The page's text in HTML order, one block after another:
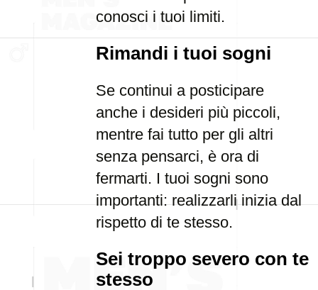
conosci i tuoi limiti.
Rimandi i tuoi sogni
Se continui a posticipare
anche i desideri più piccoli,
mentre fai tutto per gli altri
senza pensarci, è ora di
fermarti. I tuoi sogni sono
importanti: realizzarli inizia dal
rispetto di te stesso.
Sei troppo severo con te
stesso